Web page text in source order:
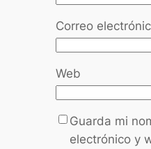
Correo
Web
Guarda mi
electrónico y